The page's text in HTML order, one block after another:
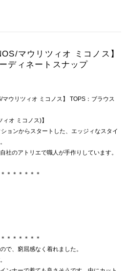
マウリツィオ ミコノス】
ディネートスナップ
マウリツィオ ミコノス】 TOPS：ブラウス
オ ミコノス)】
ョンからスタートした、エッジィなスタイ
社のアトリエで職人が手作りしています。
＊＊＊＊＊＊
＊＊＊＊＊＊
で、窮屈感なく着れました。